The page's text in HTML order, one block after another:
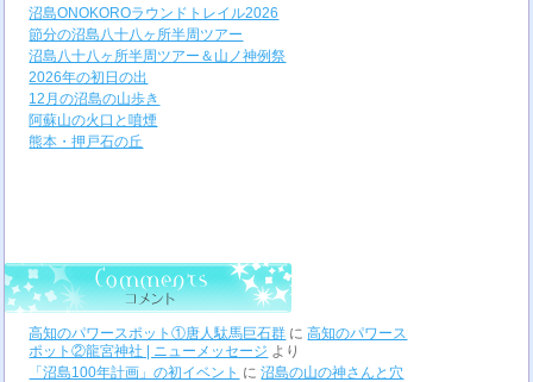
沼島ONOKOROラウンドトレイル2026
節分の沼島八十八ヶ所半周ツアー
沼島八十八ヶ所半周ツアー＆山ノ神例祭
2026年の初日の出
12月の沼島の山歩き
阿蘇山の火口と噴煙
熊本・押戸石の丘
高知のパワースポット①唐人駄馬巨石群 に高知のパワース
ポット②龍宮神社 | ニューメッセージ より
「沼島100年計画」の初イベント に沼島の山の神さんと穴